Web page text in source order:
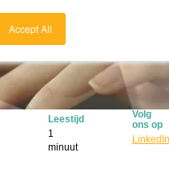
Accept All
Leestijd
1
minuut
Volg
ons op
LinkedIn